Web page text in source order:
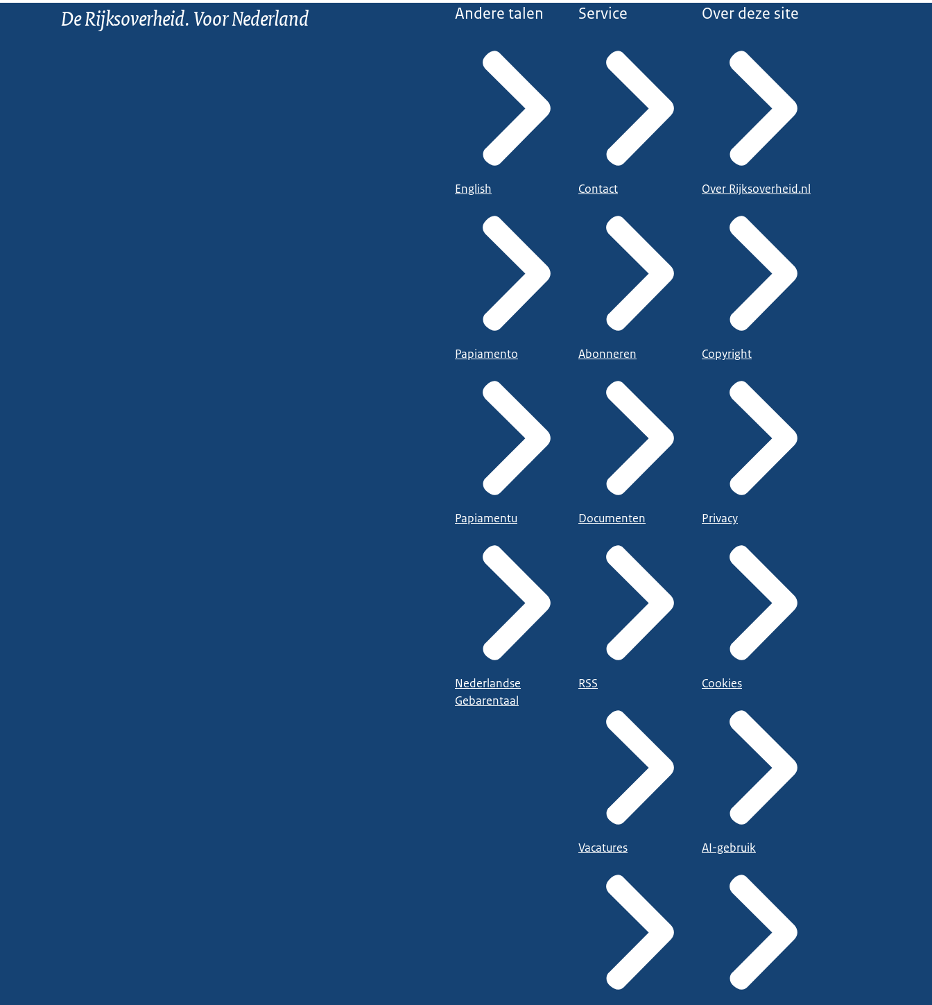
De Rijksoverheid. Voor Nederland Andere talen
English
Papiamento
Papiamentu
Nederlandse
Gebarentaal
Service
Contact
Abonneren
Documenten
RSS
Vacatures
Over deze site
Over Rijksoverheid.nl
Copyright
Privacy
Cookies
AI-gebruik